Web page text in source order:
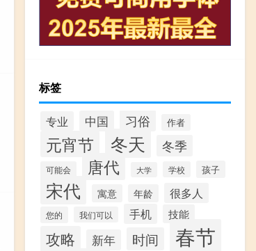
标签
专业 中国 习俗 作者
元宵节 冬天 冬季
可能会 唐代 大学 学校 孩子
宋代 寓意 年龄 很多人
您的 我们可以 手机 技能
攻略 新年 时间 春节